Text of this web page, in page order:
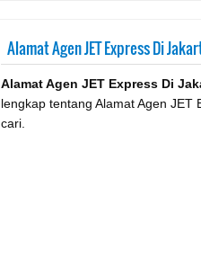
Alamat Agen JET Express Di
Alamat Agen JET Express Di
lengkap tentang Alamat Agen JET
cari.